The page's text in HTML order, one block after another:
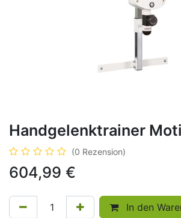
Handgelenktrainer
(0 Rezension)
604,99 €
In den